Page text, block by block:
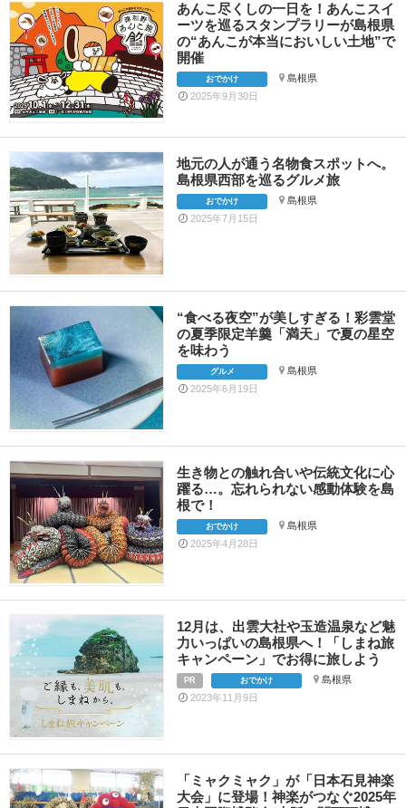
あんこ尽くしの一日を！あんこスイ
ーツを巡るスタンプラリーが島根県
の“あんこが本当においしい土地”で
開催
おでかけ
島根県
2025年9月30日
地元の人が通う名物食スポットへ。
島根県西部を巡るグルメ旅
おでかけ
島根県
2025年7月15日
“食べる夜空”が美しすぎる！彩雲堂
の夏季限定羊羹「満天」で夏の星空
を味わう
グルメ
島根県
2025年6月19日
生き物との触れ合いや伝統文化に心
躍る…。忘れられない感動体験を島
根で！
おでかけ
島根県
2025年4月28日
12月は、出雲大社や玉造温泉など魅
力いっぱいの島根県へ！「しまね旅
キャンペーン」でお得に旅しよう
PR おでかけ
島根県
2023年11月9日
「ミャクミャク」が「日本石見神楽
大会」に登場！神楽がつなぐ2025年